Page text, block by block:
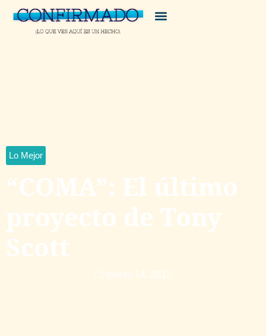
Lo Mejor
“COMA”: El último
proyecto de Tony
Scott
marzo 14, 2013